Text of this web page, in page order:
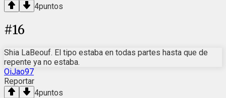
4puntos
#16
Shia LaBeouf. El tipo estaba en todas partes hasta que de
repente ya no estaba.
OiJao97
Reportar
4puntos